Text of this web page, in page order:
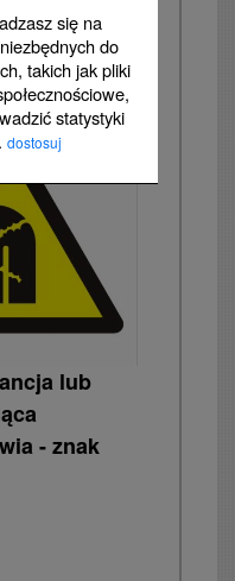
się na
do
takich jak pliki
statystyki
dostosuj
lub
- znak